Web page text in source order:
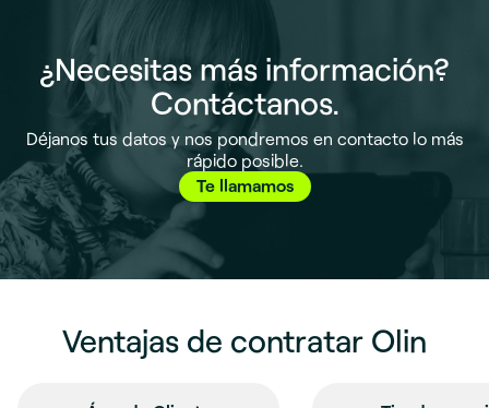
¿Necesitas más información?
Contáctanos.
Déjanos tus datos y nos pondremos en contacto lo más
rápido posible.
Te llamamos
Ventajas de contratar Olin